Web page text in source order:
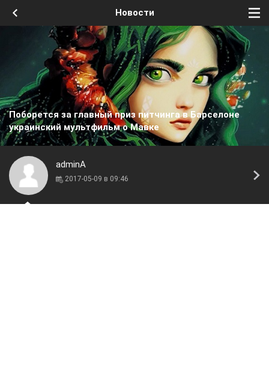
Новости
Поборется за главный приз питчинга в Барселоне
украинский мультфильм о Мавке
adminA
2017-05-09 в 09:46